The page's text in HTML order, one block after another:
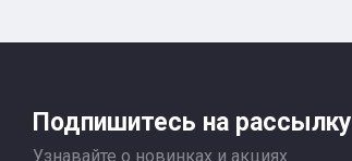
Подпишитесь на рассылку
Узнавайте о новинках и акциях